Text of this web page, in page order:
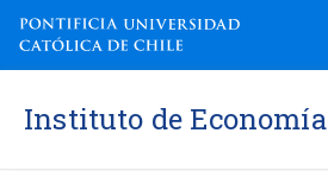
Instituto de Economía